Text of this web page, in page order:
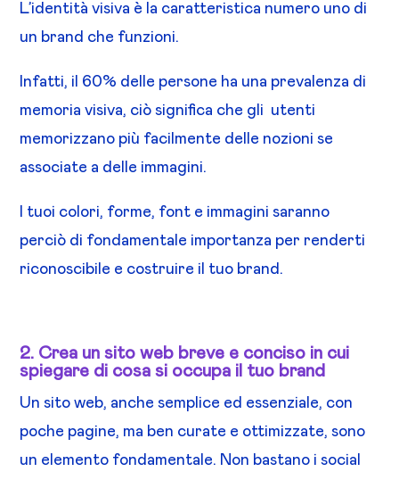
L’identità visiva è la caratteristica numero uno di
un brand che funzioni.
Infatti, il 60% delle persone ha una prevalenza di
memoria visiva, ciò significa che gli utenti
memorizzano più facilmente delle nozioni se
associate a delle immagini.
I tuoi colori, forme, font e immagini saranno
perciò di fondamentale importanza per renderti
riconoscibile e costruire il tuo brand.
2. Crea un sito web breve e conciso in cui
spiegare di cosa si occupa il tuo brand
Un sito web, anche semplice ed essenziale, con
poche pagine, ma ben curate e ottimizzate, sono
un elemento fondamentale. Non bastano i social